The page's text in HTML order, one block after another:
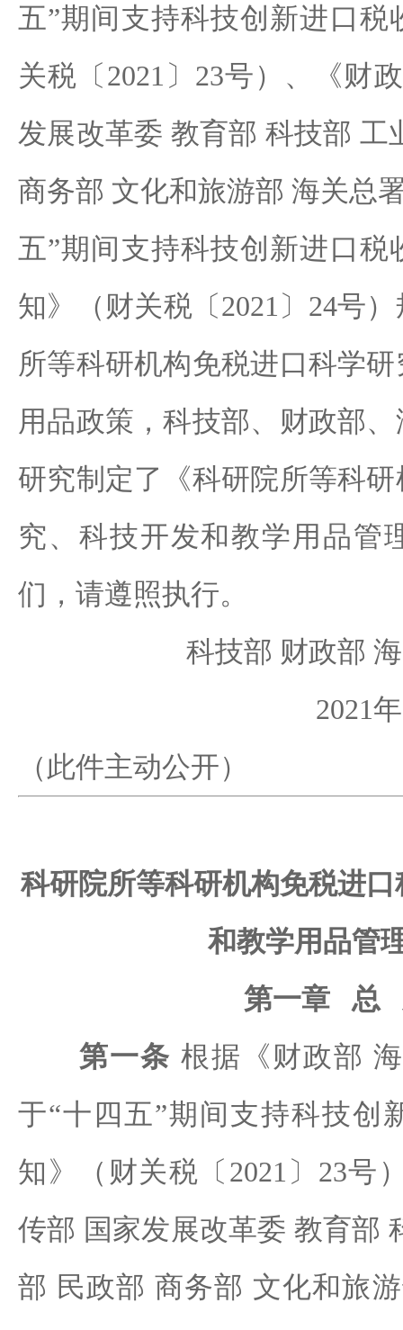
五”期间支持科技创新进口税
关税〔2021〕23号）、《财
发展改革委 教育部 科技部 工
商务部 文化和旅游部 海关总
五”期间支持科技创新进口税
知》（财关税〔2021〕24号
所等科研机构免税进口科学
用品政策，科技部、财政部
研究制定了《科研院所等科
究、科技开发和教学用品管
们，请遵照执行。
科技部 财政部
2021
（此件主动公开）
科研院所等科研机构免税进
和教学用品管
第一章 总
第一条 根据《财政部
于“十四五”期间支持科技创
知》（财关税〔2021〕23号
传部 国家发展改革委 教育部
部 民政部 商务部 文化和旅